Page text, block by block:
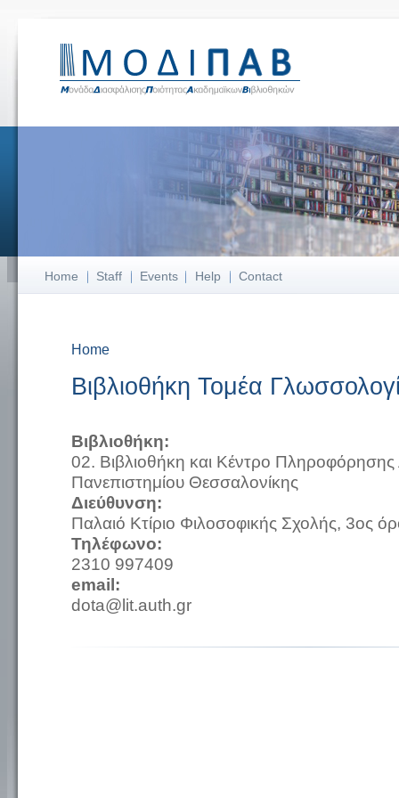
Home Staff Events Help Contact
Home
Βιβλιοθήκη Τομέα
Βιβλιοθήκη:
02. Βιβλιοθήκη και Κέντρο Πληροφόρησης
Πανεπιστημίου Θεσσαλονίκης
Διεύθυνση:
Παλαιό Κτίριο Φιλοσοφικής Σχολής, 3ος
Τηλέφωνο:
2310 997409
email:
dota@lit.auth.gr